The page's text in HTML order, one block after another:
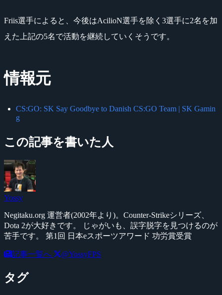
Friis選手によると、今後はAcilioN選手を除く3選手に2名を加
えた上記の5名で活動を継続していくそうです。
情報元
CS:GO: SK Say Goodbye to Danish CS:GO Team | SK Gamin
g
この記事を書いた人
Yossy
Negitaku.org 運営者(2002年より)。Counter-Strikeシリーズ、
Dota 2が大好きです。 じゃがいも、誤字脱字を見つけるのが
苦手です。 第1回 日本eスポーツアワード 功労賞受賞
記事一覧へ @YossyFPS
タグ